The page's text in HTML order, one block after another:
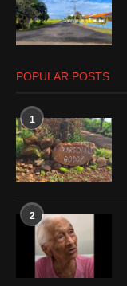
POPULAR POSTS
1
2